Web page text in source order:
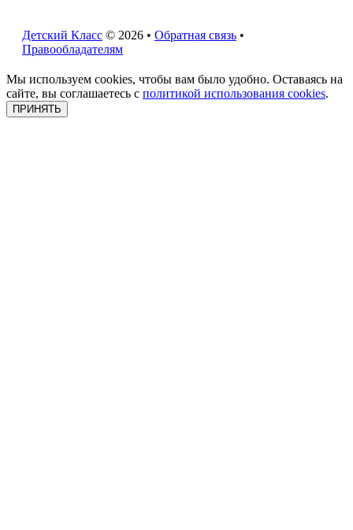
Детский Класс © 2026 • Обратная связь •
Правообладателям
Мы используем cookies, чтобы вам было удобно. Оставаясь на
сайте, вы соглашаетесь с политикой использования cookies.
ПРИНЯТЬ